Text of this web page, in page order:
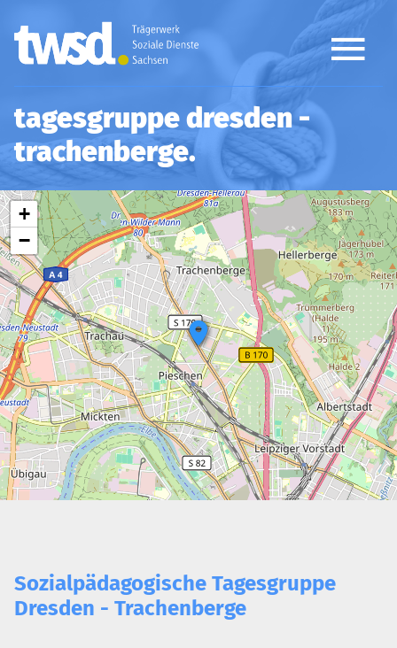
tagesgruppe dresden -
trachenberge
+
−
Leaflet | ©OpenStreetMap
Sozialpädagogische Tagesgruppe
Dresden - Trachenberge